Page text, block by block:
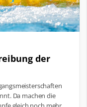
der
Da machen die